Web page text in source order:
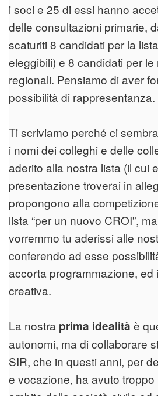
i soci e 25 di essi hanno
delle consultazioni primarie,
scaturiti 8 candidati per la
eleggibili) e 8 candidati per le
regionali. Pensiamo di aver
possibilità di rappresentanza.
Ti scriviamo perché ci
i nomi dei colleghi e delle
aderito alla nostra lista (il cui
presentazione troverai in
propongono alla
lista “per un nuovo CROI”,
vorremmo tu aderissi alle
conferendo ad esse
accorta programmazione, ed
creativa.
La nostra prima idealità è
autonomi, ma di collaborare
SIR, che in questi anni, per
e vocazione, ha avuto